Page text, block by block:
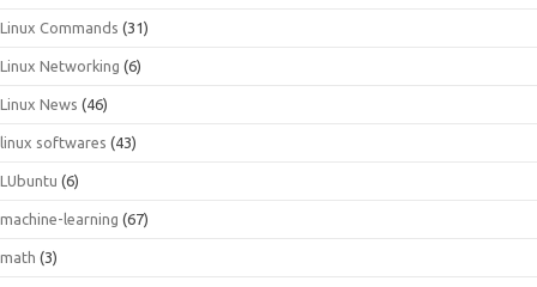
Linux Commands (31)
Linux Networking (6)
Linux News (46)
linux softwares (43)
LUbuntu (6)
machine-learning (67)
math (3)